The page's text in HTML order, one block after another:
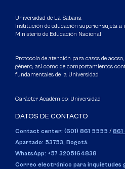
Universidad de La Sabana
Institución de educación superior sujeta a
Ministerio de Educación Nacional
Protocolo de atención para casos de
género, así como de comportamientos
fundamentales de la Universidad
Carácter Académico: Universidad
DATOS DE CONTACTO
Contact center: (601) 861 5555 / 861
Apartado: 53753, Bogotá.
WhatsApp: +57 3205164838
Correo electrónico para inquietudes